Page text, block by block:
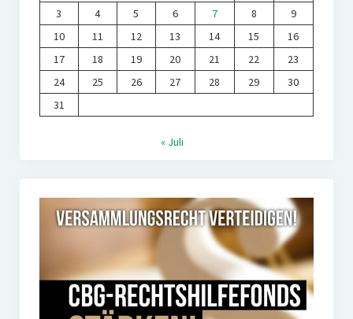
3 4 5 6 7 8
9
10
11 12 13 14 15
16
17
18 19 20 21 22
23
24
25 26 27 28 29
30
31
« Juli